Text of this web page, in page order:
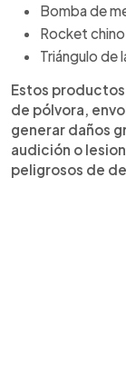
Bomba de
Rocket chino
Triángulo de
Estos
de pólvora,
generar daños
audición o
peligrosos de